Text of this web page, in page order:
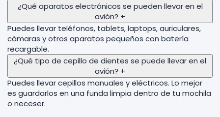
¿Qué aparatos electrónicos se pueden llevar en el
avión? +
Puedes llevar teléfonos, tablets, laptops, auriculares,
cámaras y otros aparatos pequeños con batería
recargable.
¿Qué tipo de cepillo de dientes se puede llevar en el
avión? +
Puedes llevar cepillos manuales y eléctricos. Lo mejor
es guardarlos en una funda limpia dentro de tu mochila
o neceser.